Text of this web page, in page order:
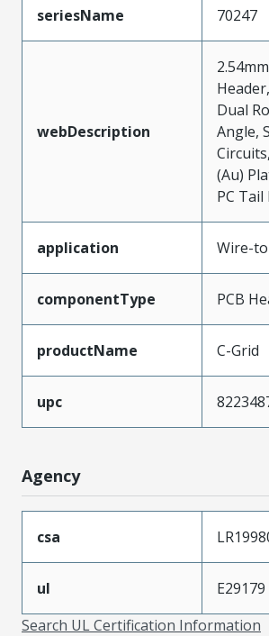
seriesName 70247
webDescription
Dual
Angle,
(Au)
PC
application Wire-
componentType PCB
productName C-Grid
upc
Agency
csa
ul
E29179
Search UL Certification Information